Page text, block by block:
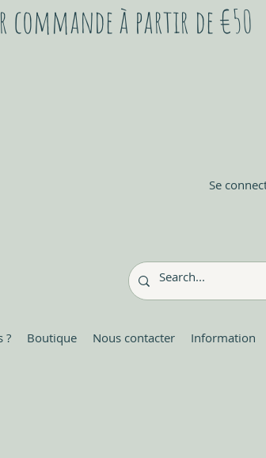
à partir de €50
Se
? Boutique Nous contacter Information